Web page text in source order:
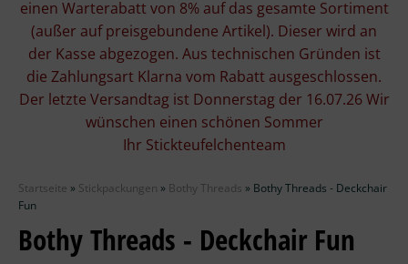
Stickgarne
Stoffe
Mill Hill Beads
Wolle
Stricknadeln
einen Warterabatt von 8% auf das gesamte Sortiment
(außer auf preisgebundene Artikel). Dieser wird an
der Kasse abgezogen. Aus technischen Gründen ist
die Zahlungsart Klarna vom Rabatt ausgeschlossen.
Der letzte Versandtag ist Donnerstag der 16.07.26 Wir
wünschen einen schönen Sommer
Ihr Stickteufelchenteam
Startseite » Stickpackungen » Bothy Threads » Bothy Threads - Deckchair
Fun
Bothy Threads - Deckchair Fun